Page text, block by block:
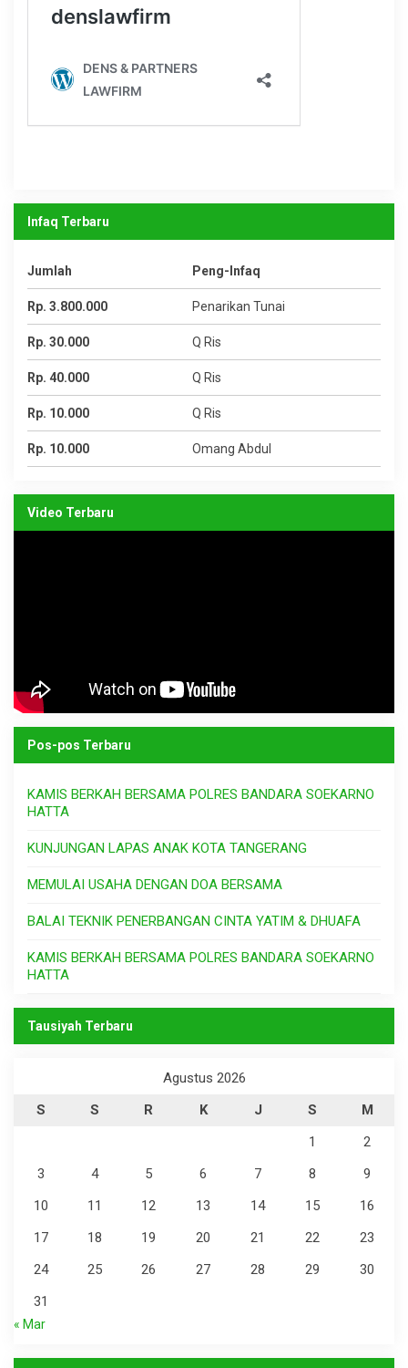
Infaq Terbaru
Jumlah Peng-Infaq
Rp. 3.800.000 Penarikan Tunai
Rp. 30.000 Q Ris
Rp. 40.000 Q Ris
Rp. 10.000 Q Ris
Rp. 10.000 Omang Abdul
Video Terbaru
Pos-pos Terbaru
KAMIS BERKAH BERSAMA POLRES BANDARA SOEKARNO
HATTA
KUNJUNGAN LAPAS ANAK KOTA TANGERANG
MEMULAI USAHA DENGAN DOA BERSAMA
BALAI TEKNIK PENERBANGAN CINTA YATIM & DHUAFA
KAMIS BERKAH BERSAMA POLRES BANDARA SOEKARNO
HATTA
Tausiyah Terbaru
Agustus 2026
S
S R K J S
M
1
2
3
4 5 6 7 8
9
10
11 12 13 14 15
16
17
18 19 20 21 22
23
24
25 26 27 28 29
30
31
« Mar